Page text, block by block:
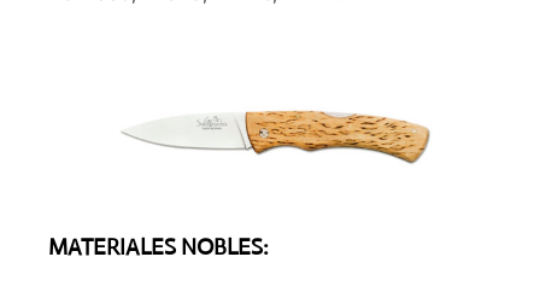
MATERIALES NOBLES: